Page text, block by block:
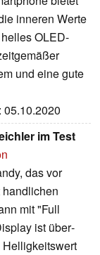
inneren Werte
OLED-
und eine gute
05.10.2020
im Test
das vor
mit "Full
ist über­